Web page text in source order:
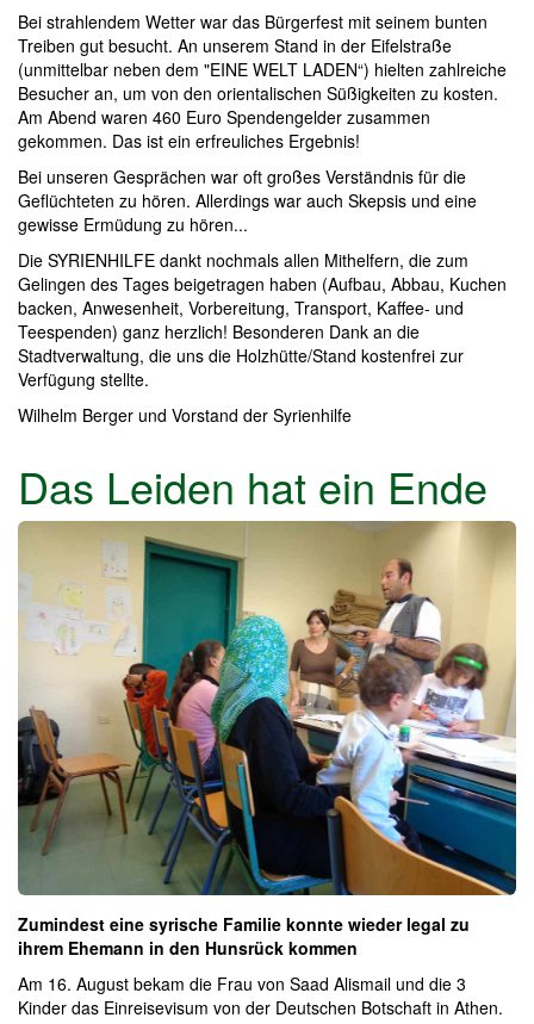
Bei strahlendem Wetter war das Bürgerfest mit seinem bunten
Treiben gut besucht. An unserem Stand in der Eifelstraße
(unmittelbar neben dem "EINE WELT LADEN“) hielten zahlreiche
Besucher an, um von den orientalischen Süßigkeiten zu kosten.
Am Abend waren 460 Euro Spendengelder zusammen
gekommen. Das ist ein erfreuliches Ergebnis!
Bei unseren Gesprächen war oft großes Verständnis für die
Geflüchteten zu hören. Allerdings war auch Skepsis und eine
gewisse Ermüdung zu hören...
Die SYRIENHILFE dankt nochmals allen Mithelfern, die zum
Gelingen des Tages beigetragen haben (Aufbau, Abbau, Kuchen
backen, Anwesenheit, Vorbereitung, Transport, Kaffee- und
Teespenden) ganz herzlich! Besonderen Dank an die
Stadtverwaltung, die uns die Holzhütte/Stand kostenfrei zur
Verfügung stellte.
Wilhelm Berger und Vorstand der Syrienhilfe
Das Leiden hat ein Ende
Zumindest eine syrische Familie konnte wieder legal zu
ihrem Ehemann in den Hunsrück kommen
Am 16. August bekam die Frau von Saad Alismail und die 3
Kinder das Einreisevisum von der Deutschen Botschaft in Athen.